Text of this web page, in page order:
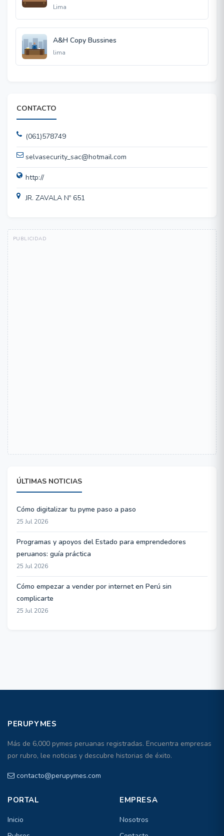
Lima
A&H Copy Bussines
lima
CONTACTO
(061)578749
selvasecurity_sac@hotmail.com
http://
JR. ZAVALA Nº 651
ÚLTIMAS NOTICIAS
Cómo digitalizar tu pyme paso a paso
25 Jul 2026
Programas y apoyos del Estado para emprendedores
peruanos: guía práctica
25 Jul 2026
Cómo empezar a vender por internet en Perú sin
complicarte
25 Jul 2026
PERUPYMES
Más de 6,000 pymes peruanas registradas. Encuentra empresas
por rubro, lee noticias y descubre historias de éxito.
contacto@perupymes.com
PORTAL
Inicio
EMPRESA
Nosotros